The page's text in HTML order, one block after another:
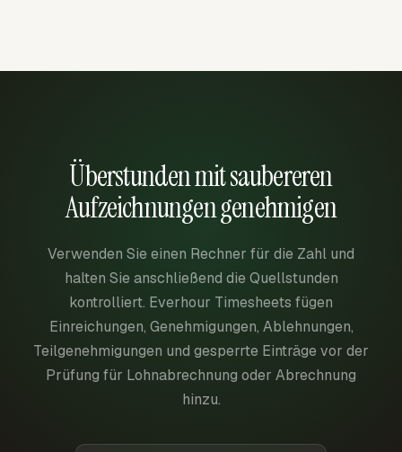
Überstunden mit saubereren
Aufzeichnungen genehmigen
Verwenden Sie einen Rechner für die Zahl und
halten Sie anschließend die Quellstunden
kontrolliert. Everhour Timesheets fügen
Einreichungen, Genehmigungen, Ablehnungen,
Teilgenehmigungen und gesperrte Einträge vor der
Prüfung für Lohnabrechnung oder Abrechnung
hinzu.